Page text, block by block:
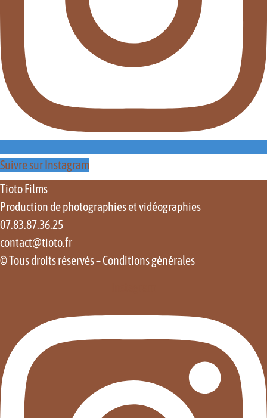
Suivre sur Instagram
Tioto Films
Production de photographies et vidéographies
07.83.87.36.25
contact@tioto.fr
© Tous droits réservés –Conditions générales